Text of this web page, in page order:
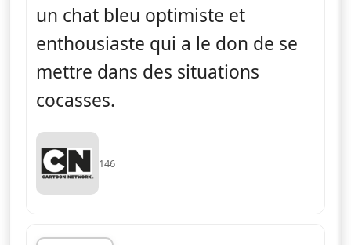
un chat bleu optimiste et
enthousiaste qui a le don de se
mettre dans des situations
cocasses.
146